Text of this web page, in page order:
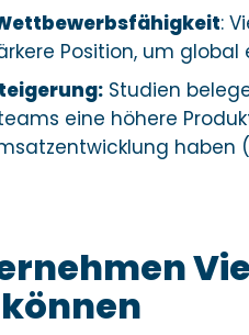
:
Position, um
Studien
eine höhere
haben